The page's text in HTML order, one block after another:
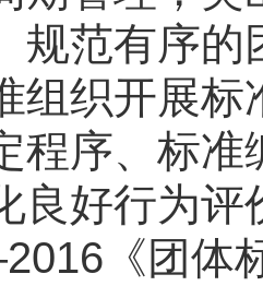
规范有序
组织开展
程序、标
良好行为
《团体